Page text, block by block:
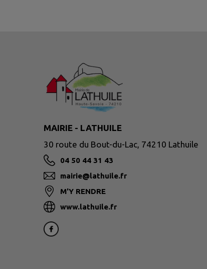
MAIRIE - LATHUILE
30 route du Bout-du-Lac, 74210 Lathuile
04 50 44 31 43
mairie@lathuile.fr
M'Y RENDRE
www.lathuile.fr